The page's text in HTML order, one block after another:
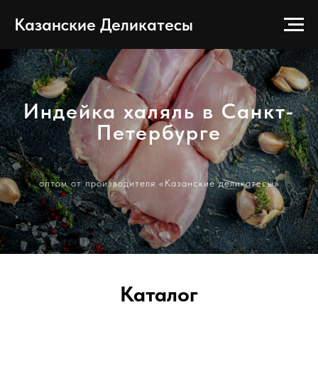
Казанские Деликатесы
Индейка халяль в Санкт-
Петербурге
оптом от производителя «Казанские деликатесы»
Каталог